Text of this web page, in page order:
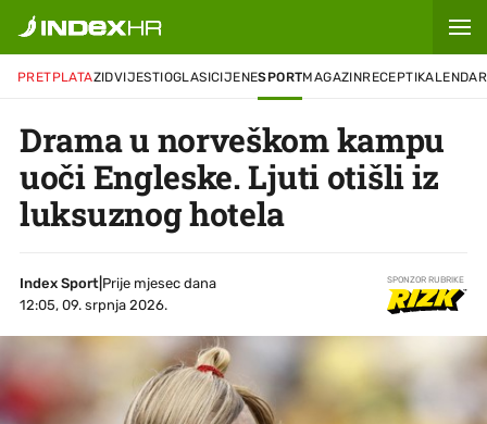
PRETPLATAZIDVIJESTIOGLASICIJENESPORTMAGAZINRECEPTIKALENDAR
Drama u norveškom kampu
uoči Engleske. Ljuti otišli iz
luksuznog hotela
Index Sport
Prije mjesec dana
12:05, 09. srpnja 2026.
SPONZOR RUBRIKE